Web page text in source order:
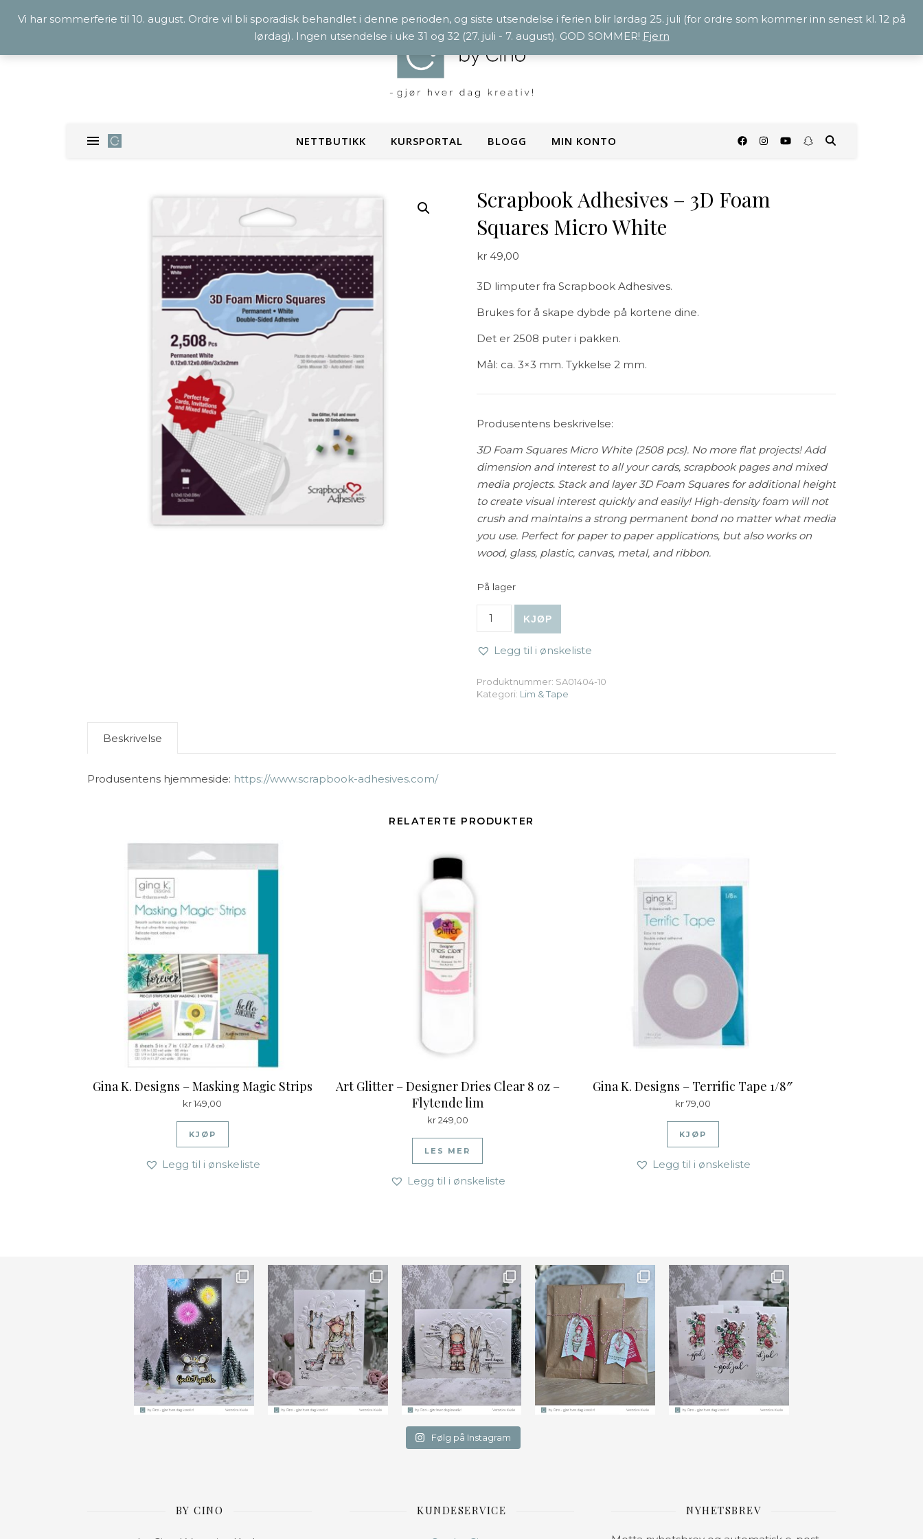
NETTBUTIKK KURSPORTAL BLOGG MIN KONTO
Scrapbook Adhesives – 3D Foam
Squares Micro White
kr49,00
3D limputer fra Scrapbook Adhesives.
Brukes for å skape dybde på kortene dine.
Det er 2508 puter i pakken.
Mål: ca. 3×3 mm. Tykkelse 2 mm.
Produsentens beskrivelse:
3D Foam Squares Micro White (2508 pcs). No more flat projects! Add
dimension and interest to all your cards, scrapbook pages and mixed
media projects. Stack and layer 3D Foam Squares for additional height
to create visual interest quickly and easily! High-density foam will not
crush and maintains a strong permanent bond no matter what media
you use. Perfect for paper to paper applications, but also works on
wood, glass, plastic, canvas, metal, and ribbon.
På lager
KJØP
Legg til i ønskeliste
Produktnummer: SA01404-10
Kategori: Lim & Tape
Beskrivelse
Produsentens hjemmeside: https://www.scrapbook-adhesives.com/
RELATERTE PRODUKTER
Gina K. Designs – Masking Magic Strips
kr149,00
KJØP
Legg til i ønskeliste
Art Glitter – Designer Dries Clear 8 oz –
Flytende lim
kr249,00
LES MER
Legg til i ønskeliste
Gina K. Designs – Terrific Tape 1/8″
kr79,00
KJØP
Legg til i ønskeliste
Ønsk Farge
Følg på Instagram
BY CINO KUNDESERVICE NYHETSBREV
Vi har sommerferie til 10. august. Ordre vil bli sporadisk behandlet i denne perioden, og siste utsendelse i ferien blir lørdag 25. juli (for ordre som kommer inn senest kl. 12 på
lørdag). Ingen utsendelse i uke 31 og 32 (27. juli - 7. august). GOD SOMMER! Fjern